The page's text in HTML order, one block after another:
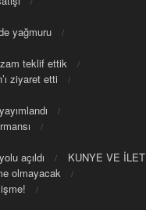
yağmuru
zam teklif ettik
ziyaret etti
açıldı
KUNYE VE
olmayacak